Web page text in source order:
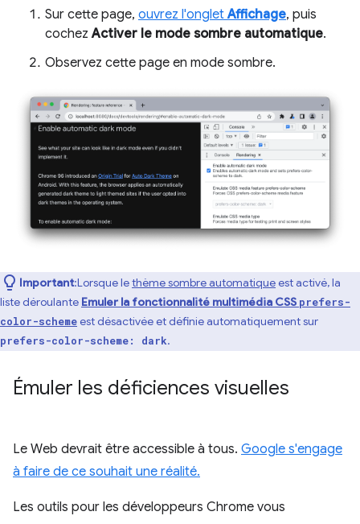
Sur cette page, ouvrez l'ongletAffichage, puis
cochezActiver le mode sombre automatique.
Observez cette page en mode sombre.
Important:Lorsque lethème sombre automatiqueest activé, la
liste déroulante Emuler la fonctionnalité multimédia CSS prefers-
color-schemeest désactivée et définie automatiquement sur
prefers-color-scheme: dark.
Émuler les déficiences visuelles
Le Web devrait être accessible à tous. Google s'engage
à faire de ce souhait une réalité.
Les outils pour les développeurs Chrome vous